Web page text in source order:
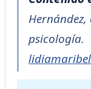
psicología.